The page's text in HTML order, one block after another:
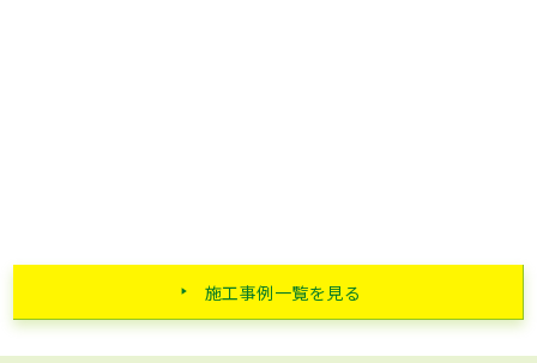
施工事例一覧を見る